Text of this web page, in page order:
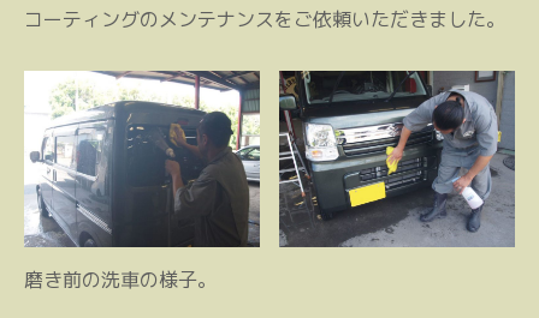
コーティングのメンテナンスをご依頼いただきました。
磨き前の洗車の様子。